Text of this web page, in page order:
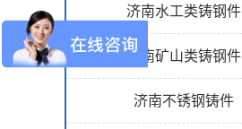
济南水工类铸钢件
济南矿山类铸钢件
济南不锈钢铸件